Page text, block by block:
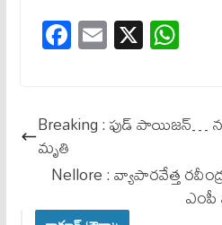
Fa
ce
ok
E
m
X W
ha
A
pp
Breaking : ఫుడ్ పాయిజన్…
మృతి
Nellore : వ్యాపారవేత్త